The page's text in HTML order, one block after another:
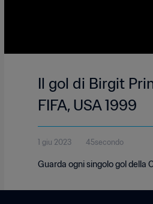
Il gol di Birgit
FIFA, USA 1999
1 giu 2023 45secondo
Guarda ogni singolo gol della